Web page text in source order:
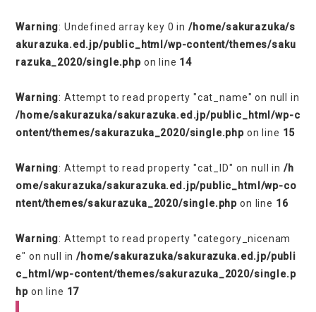
Warning: Undefined array key 0 in /home/sakurazuka/s
akurazuka.ed.jp/public_html/wp-content/themes/saku
razuka_2020/single.phpon line 14
Warning: Attempt to read property "cat_name" on null in
/home/sakurazuka/sakurazuka.ed.jp/public_html/wp-c
ontent/themes/sakurazuka_2020/single.php on line 15
Warning: Attempt to read property "cat_ID" on null in /h
ome/sakurazuka/sakurazuka.ed.jp/public_html/wp-co
ntent/themes/sakurazuka_2020/single.php on line 16
Warning: Attempt to read property "category_nicenam
e" on null in/home/sakurazuka/sakurazuka.ed.jp/publi
c_html/wp-content/themes/sakurazuka_2020/single.p
hp on line 17